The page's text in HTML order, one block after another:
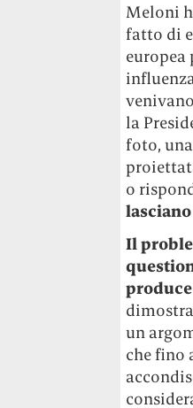
Meloni
fatto di
europea
la
foto,
o
Il
un
che fino